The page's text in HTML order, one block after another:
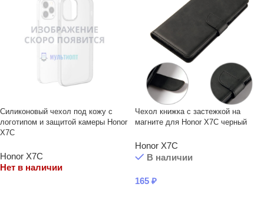
Силиконовый чехол под кожу с
логотипом и защитой камеры Honor
X7C
Honor X7C
Нет в наличии
Чехол книжка с застежкой на
магните для Honor X7C черный
Honor X7C
В наличии
165 ₽